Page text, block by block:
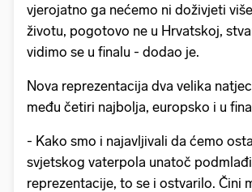
vjerojatno ga nećemo ni doživjeti
životu, pogotovo ne u Hrvatskoj,
vidimo se u finalu - dodao je.
Nova reprezentacija dva velika
među četiri najbolja, europsko i u
- Kako smo i najavljivali da ćemo
svjetskog vaterpola unatoč
reprezentacije, to se i ostvarilo. Čini